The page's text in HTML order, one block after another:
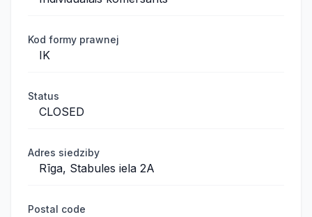
Kod formy prawnej
IK
Status
CLOSED
Adres siedziby
Rīga, Stabules iela 2A
Postal code